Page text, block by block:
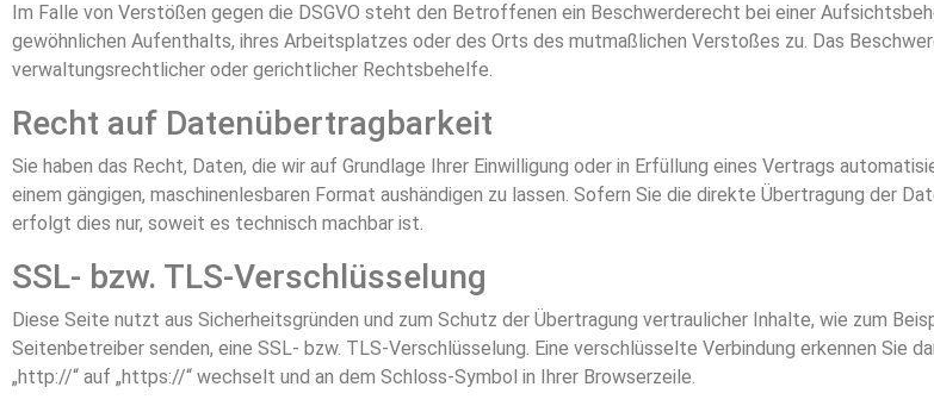
Im Falle von Verstößen gegen die DSGVO steht den Betroffenen ein Beschwerderecht bei einer
gewöhnlichen Aufenthalts, ihres Arbeitsplatzes oder des Orts des mutmaßlichen Verstoßes zu. Das
verwaltungsrechtlicher oder gerichtlicher Rechtsbehelfe.
Recht auf Datenübertragbarkeit
Sie haben das Recht, Daten, die wir auf Grundlage Ihrer Einwilligung oder in Erfüllung eines Vertrags
einem gängigen, maschinenlesbaren Format aushändigen zu lassen. Sofern Sie die direkte Übertragung der
erfolgt dies nur, soweit es technisch machbar ist.
SSL- bzw. TLS-Verschlüsselung
Diese Seite nutzt aus Sicherheitsgründen und zum Schutz der Übertragung vertraulicher Inhalte, wie zum
Seitenbetreiber senden, eine SSL- bzw. TLS-Verschlüsselung. Eine verschlüsselte Verbindung erkennen Sie
„http://“ auf „https://“ wechselt und an dem Schloss-Symbol in Ihrer Browserzeile.